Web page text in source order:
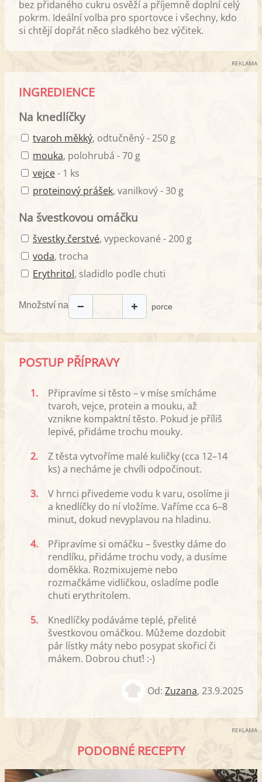
bez přidaného cukru osvěží a příjemně doplní celý
pokrm. Ideální volba pro sportovce i všechny, kdo
si chtějí dopřát něco sladkého bez výčitek.
REKLAMA
INGREDIENCE
Na knedlíčky
tvaroh měkký, odtučněný - 250 g
mouka, polohrubá - 70 g
vejce- 1 ks
proteinový prášek, vanilkový - 30 g
Na švestkovou omáčku
švestky čerstvé, vypeckované - 200 g
voda, trocha
Erythritol, sladidlo podle chuti
Množství na − + porce
POSTUP PŘÍPRAVY
1.
Připravíme si těsto – v míse smícháme
tvaroh, vejce, protein a mouku, až
vznikne kompaktní těsto. Pokud je příliš
lepivé, přidáme trochu mouky.
2.
Z těsta vytvoříme malé kuličky (cca 12–14
ks) a necháme je chvíli odpočinout.
3.
V hrnci přivedeme vodu k varu, osolíme ji
a knedlíčky do ní vložíme. Vaříme cca 6–8
minut, dokud nevyplavou na hladinu.
4.
Připravíme si omáčku – švestky dáme do
rendlíku, přidáme trochu vody, a dusíme
doměkka. Rozmixujeme nebo
rozmačkáme vidličkou, osladíme podle
chuti erythritolem.
5.
Knedlíčky podáváme teplé, přelité
švestkovou omáčkou. Můžeme dozdobit
pár lístky máty nebo posypat skořicí či
mákem. Dobrou chuť! :-)
Od: Zuzana, 23.9.2025
REKLAMA
PODOBNÉ RECEPTY